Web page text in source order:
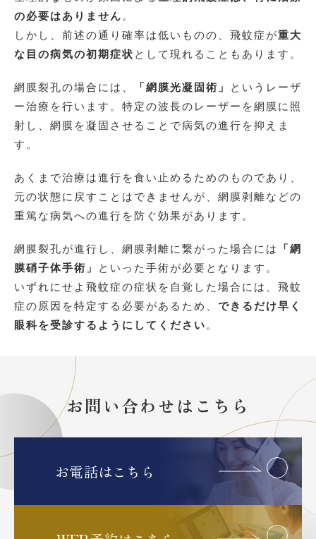
の必要はありません 。
しかし、前述の通り確率は低いものの、飛蚊症が重大
な目の病気の初期症状 として現れることもあります。
網膜裂孔の場合には、 「網膜光凝固術」
というレーザ
ー治療を行います。特定の波長のレーザーを網膜に照
射し、網膜を凝固させることで病気の進行を抑えま
す。
あくまで治療は進行を食い止めるためのものであり、
元の状態に戻すことはできませんが、網膜剥離などの
重篤な病気への進行を防ぐ効果があります。
網膜裂孔が進行し、網膜剥離に繋がった場合には
「網
膜硝子体手術」
といった手術が必要となります。
いずれにせよ飛蚊症の症状を自覚した場合には、飛蚊
症の原因を特定する必要があるため、 できるだけ早く
眼科を受診するようにしてください 。
お問い合わせはこちら
お電話はこちら